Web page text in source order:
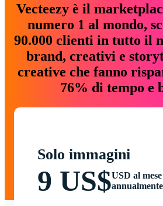
Vecteezy è il
numero 1 al mondo,
90.000 clienti in tutto il
brand, creativi e
creative che fanno
76% di tempo e
Solo immagini
9 US$USD al
annualmente